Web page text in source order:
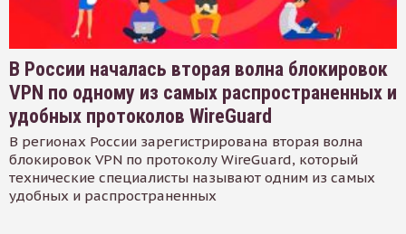
В России началась вторая волна блокировок
VPN по одному из самых распространенных и
удобных протоколов WireGuard
В регионах России зарегистрирована вторая волна
блокировок VPN по протоколу WireGuard, который
технические специалисты называют одним из самых
удобных и распространенных